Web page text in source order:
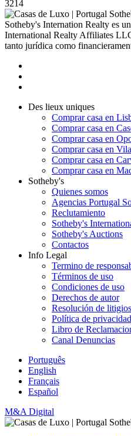
3214
Sotheby's Internation Realty es
International Realty Affiliates
tanto jurídica como
Des lieux uniques
Comprar casa en
Comprar casa en
Comprar casa en
Comprar casa en
Comprar casa en
Comprar casa en
Sotheby's
Quienes somos
Agencias Portugal
Reclutamiento
Sotheby's
Sotheby's Auctions
Contactos
Info Legal
Termino de
Términos de uso
Condiciones de uso
Derechos de autor
Resolución de litigios
Política de privacidad
Libro de
Canal Denuncias
Português
English
Français
Español
M&A Digital